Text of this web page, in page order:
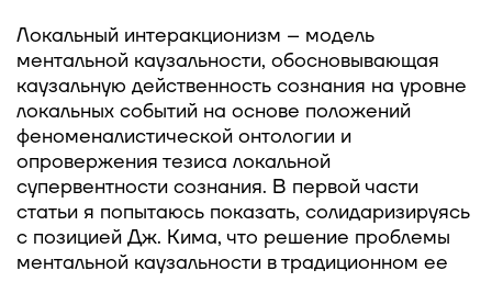
Локальный интеракционизм – модель
ментальной каузальности, обосновывающая
каузальную действенность сознания на уровне
локальных событий на основе положений
феноменалистической онтологии и
опровержения тезиса локальной
супервентности сознания. В первой части
статьи я попытаюсь показать, солидаризируясь
с позицией Дж. Кима, что решение проблемы
ментальной каузальности в традиционном ее